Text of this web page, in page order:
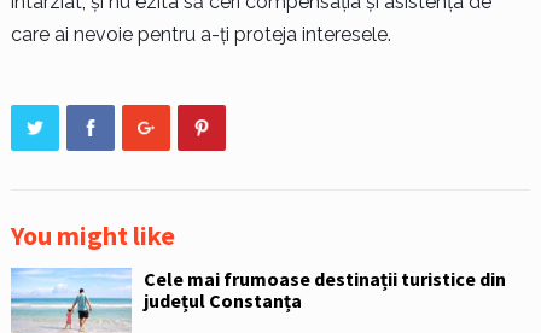
care ai nevoie pentru a-ți proteja interesele.
You might like
Cele mai frumoase destinații turistice din
județul Constanța